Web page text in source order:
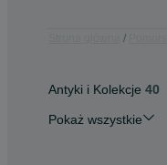
Antyki i Kolekcje 40
Pokaż wszystkie